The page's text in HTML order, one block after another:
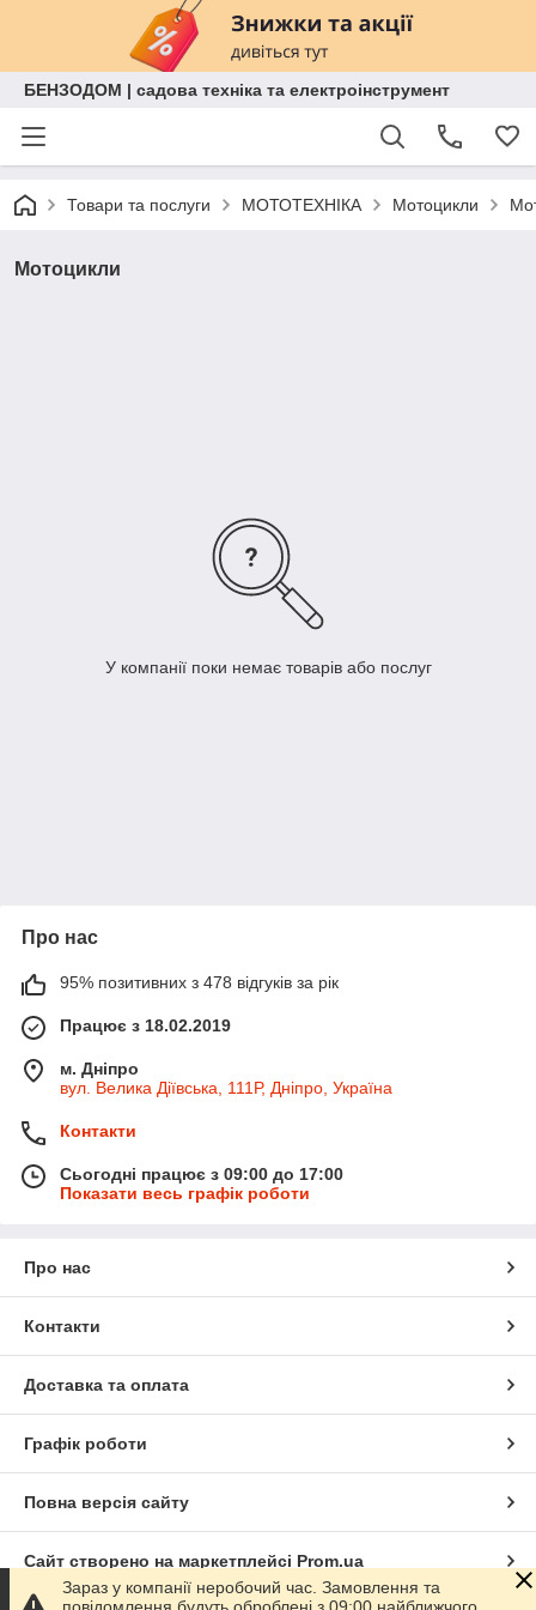
БЕНЗОДОМ | садова техніка та електроінструмент
Товари та послуги МОТОТЕХНІКА Мотоцикли
Мотоцикли
У компанії поки немає товарів або послуг
Про нас
95% позитивних з 478 відгуків за рік
Працює з 18.02.2019
м. Дніпро
вул. Велика Діївська, 111Р, Дніпро, Україна
Контакти
Сьогодні працює з 09:00 до 17:00
Показати весь графік роботи
Про нас
Контакти
Доставка та оплата
Графік роботи
Повна версія сайту
Сайт створено на маркетплейсі Prom.ua
Зараз у компанії неробочий час. Замовлення та